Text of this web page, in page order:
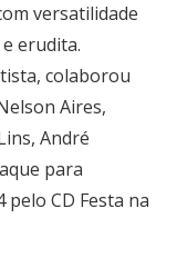
versatilidade
erudita.
colaborou
Aires,
André
para
pelo CD Festa na